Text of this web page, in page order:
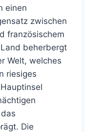
einen
zwischen
französischem
beherbergt
Welt, welches
riesiges
Die